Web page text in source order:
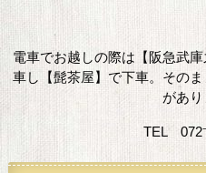
電車でお越しの際は【阪急武
車し【髭茶屋】で下車。その
があり
TEL